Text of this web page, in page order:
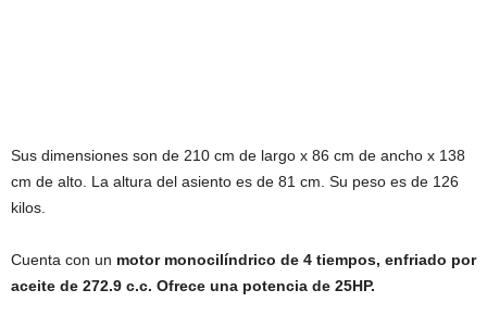
Sus dimensiones son de 210 cm de largo x 86 cm de ancho x 138
cm de alto. La altura del asiento es de 81 cm. Su peso es de 126
kilos.
Cuenta con un motor monocilíndrico de 4 tiempos, enfriado por
aceite de 272.9 c.c. Ofrece una potencia de 25HP.